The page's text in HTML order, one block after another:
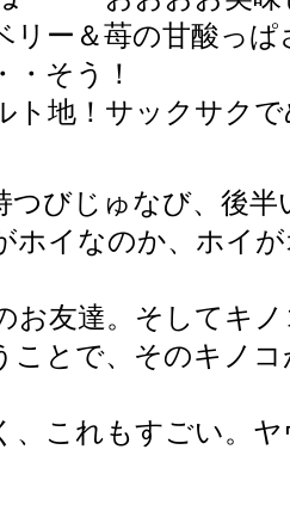
リー＆苺の甘酸っ
・そう！
ト地！サックサク
つびじゅなび、後半
ホイなのか、ホイ
お友達。そしてキ
ことで、そのキノ
、これもすごい。